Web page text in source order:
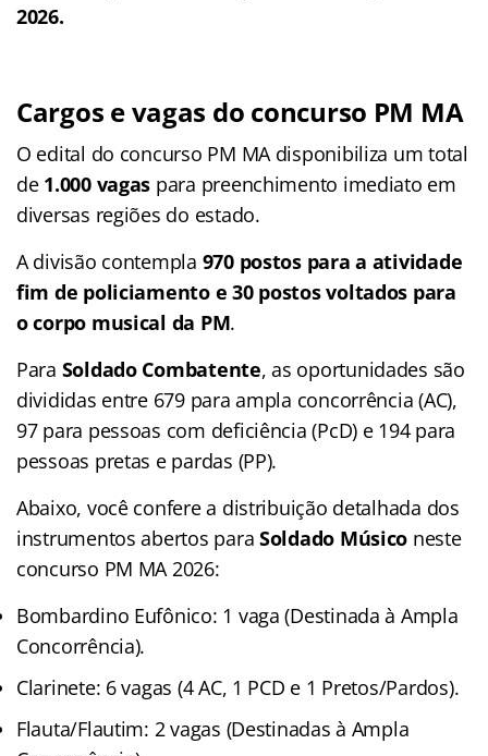
2026.
Cargos e vagas do concurso PM MA
O edital do concurso PM MA disponibiliza um total
de1.000 vagas para preenchimento imediato em
diversas regiões do estado.
A divisão contempla 970 postos para a atividade
fim de policiamento e 30 postos voltados para
o corpo musical da PM.
Para Soldado Combatente, as oportunidades são
divididas entre 679 para ampla concorrência (AC),
97 para pessoas com deficiência (PcD) e 194 para
pessoas pretas e pardas (PP).
Abaixo, você confere a distribuição detalhada dos
instrumentos abertos para Soldado Músico neste
concurso PM MA 2026:
Bombardino Eufônico: 1 vaga (Destinada à Ampla
Concorrência).
Clarinete: 6 vagas (4 AC, 1 PCD e 1 Pretos/Pardos).
Flauta/Flautim: 2 vagas (Destinadas à Ampla